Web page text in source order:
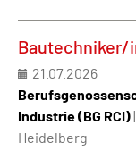
Bautechniker/
21.07.2026
Industrie (BG RCI)
Heidelberg